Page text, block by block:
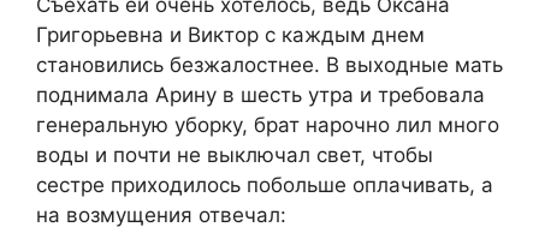
Григорьевна и Виктор с каждым днем
становились безжалостнее. В выходные мать
поднимала Арину в шесть утра и требовала
генеральную уборку, брат нарочно лил много
воды и почти не выключал свет, чтобы
сестре приходилось побольше оплачивать, а
на возмущения отвечал: